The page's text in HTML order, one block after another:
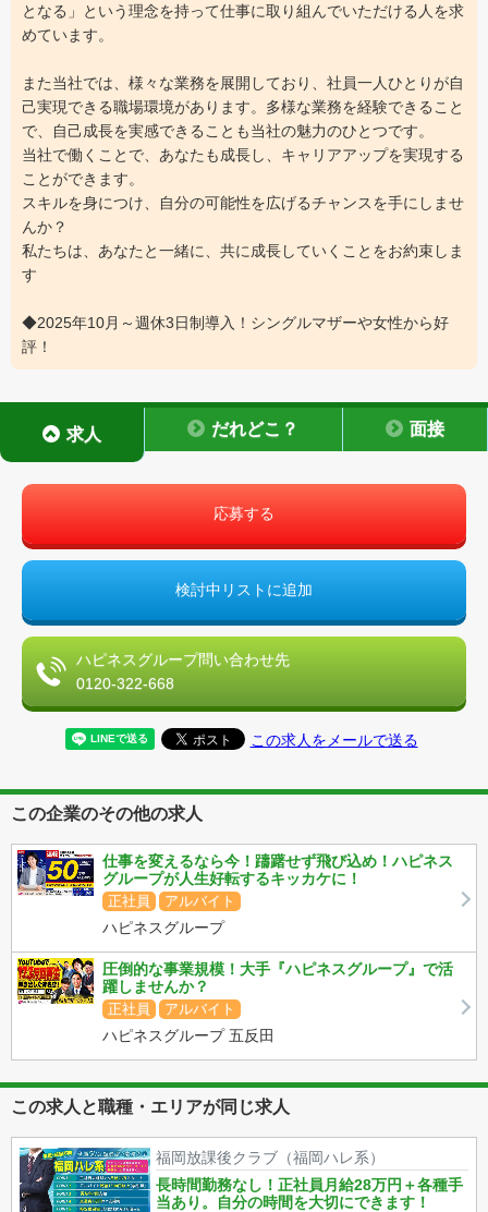
となる」という理念を持って仕事に取り組んでいただける人を求
めています。
また当社では、様々な業務を展開しており、社員一人ひとりが自
己実現できる職場環境があります。多様な業務を経験できること
で、自己成長を実感できることも当社の魅力のひとつです。
当社で働くことで、あなたも成長し、キャリアアップを実現する
ことができます。
スキルを身につけ、自分の可能性を広げるチャンスを手にしませ
んか？
私たちは、あなたと一緒に、共に成長していくことをお約束しま
す
◆2025年10月～週休3日制導入！シングルマザーや女性から好
評！
求人 だれどこ？ 面接
応募する
検討中リストに追加
ハピネスグループ問い合わせ先
0120-322-668
この求人をメールで送る
この企業のその他の求人
仕事を変えるなら今！躊躇せず飛び込め！ハピネス
グループが人生好転するキッカケに！
正社員 アルバイト
ハピネスグループ
圧倒的な事業規模！大手『ハピネスグループ』で活
躍しませんか？
正社員 アルバイト
ハピネスグループ 五反田
この求人と職種・エリアが同じ求人
福岡放課後クラブ（福岡ハレ系）
長時間勤務なし！正社員月給28万円＋各種手
当あり。自分の時間を大切にできます！